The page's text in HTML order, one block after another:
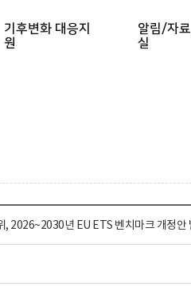
기후변화 대응지
원
알림/자료
실
, 2026~2030년 EU ETS 벤치마크 개정안